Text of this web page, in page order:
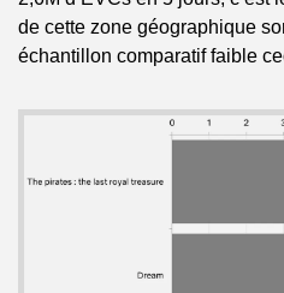
de cette zone géographique
échantillon comparatif faible